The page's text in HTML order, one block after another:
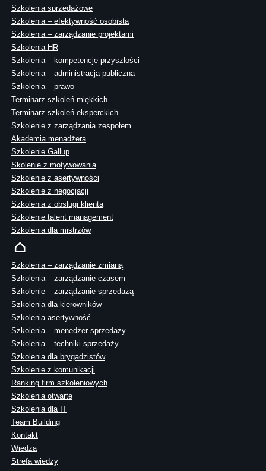
Szkolenia sprzedażowe
Szkolenia – efektywność osobista
Szkolenia – zarządzanie projektami
Szkolenia HR
Szkolenia – kompetencje przyszłości
Szkolenia – administracja publiczna
Szkolenia – prawo
Terminarz szkoleń miękkich
Terminarz szkoleń eksperckich
Szkolenie z zarządzania zespołem
Akademia menadżera
Szkolenie Gallup
Skolenie z motywowania
Szkolenie z asertywności
Szkolenie z negocjacji
Szkolenia z obsługi klienta
Szkolenie talent management
Szkolenia dla mistrzów
Szkolenia – zarządzanie zmianą
Szkolenia – zarządzanie czasem
Szkolenie – zarządzanie sprzedażą
Szkolenia dla kierowników
Szkolenia asertywność
Szkolenia – menedżer sprzedaży
Szkolenia – techniki sprzedaży
Szkolenia dla brygadzistów
Szkolenie z komunikacji
Ranking firm szkoleniowych
Szkolenia otwarte
Szkolenia dla IT
Team Building
Kontakt
Wiedza
Strefa wiedzy